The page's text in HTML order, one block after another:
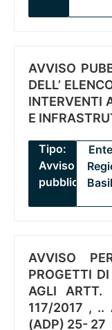
AVVISO
DELL’
INTERVENTI
E
Tipo:
Avviso
pubblico
AVVISO
PROGETTI
AGLI
117/2017 , ..
(ADP) 25- 27